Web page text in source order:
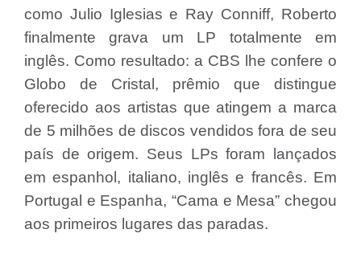
como Julio Iglesias e Ray Conniff, Roberto
finalmente grava um LP totalmente em
inglês. Como resultado: a CBS lhe confere o
Globo de Cristal, prêmio que distingue
oferecido aos artistas que atingem a marca
de 5 milhões de discos vendidos fora de seu
país de origem. Seus LPs foram lançados
em espanhol, italiano, inglês e francês. Em
Portugal e Espanha, “Cama e Mesa” chegou
aos primeiros lugares das paradas.